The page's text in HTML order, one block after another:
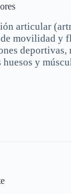
articular
movilidad
deportivas,
y